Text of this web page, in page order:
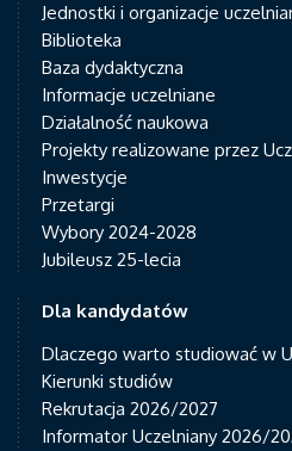
Jednostki i organizacje
Biblioteka
Baza dydaktyczna
Informacje uczelniane
Działalność naukowa
Projekty realizowane przez
Inwestycje
Przetargi
Wybory 2024-2028
Jubileusz 25-lecia
Dla kandydatów
Dlaczego warto studiować w
Kierunki studiów
Rekrutacja 2026/2027
Informator Uczelniany 2026/